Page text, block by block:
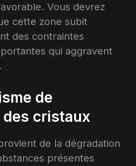
Vous devrez
cette zone subit
des contraintes
qui aggravent
de
cristaux
de la dégradation
présentes